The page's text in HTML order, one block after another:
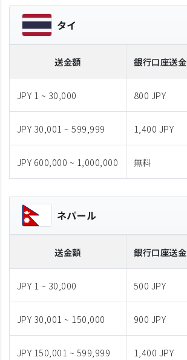
タイ
送金額 銀行口座送金
JPY 1 ~ 30,000
800 JPY
JPY 30,001 ~ 599,999
1,400 JPY
JPY 600,000 ~ 1,000,000 無料
ネパール
送金額 銀行口座送金
JPY 1 ~ 30,000 500 JPY
JPY 30,001 ~ 150,000 900 JPY
JPY 150,001 ~ 599,999 1,400 JPY